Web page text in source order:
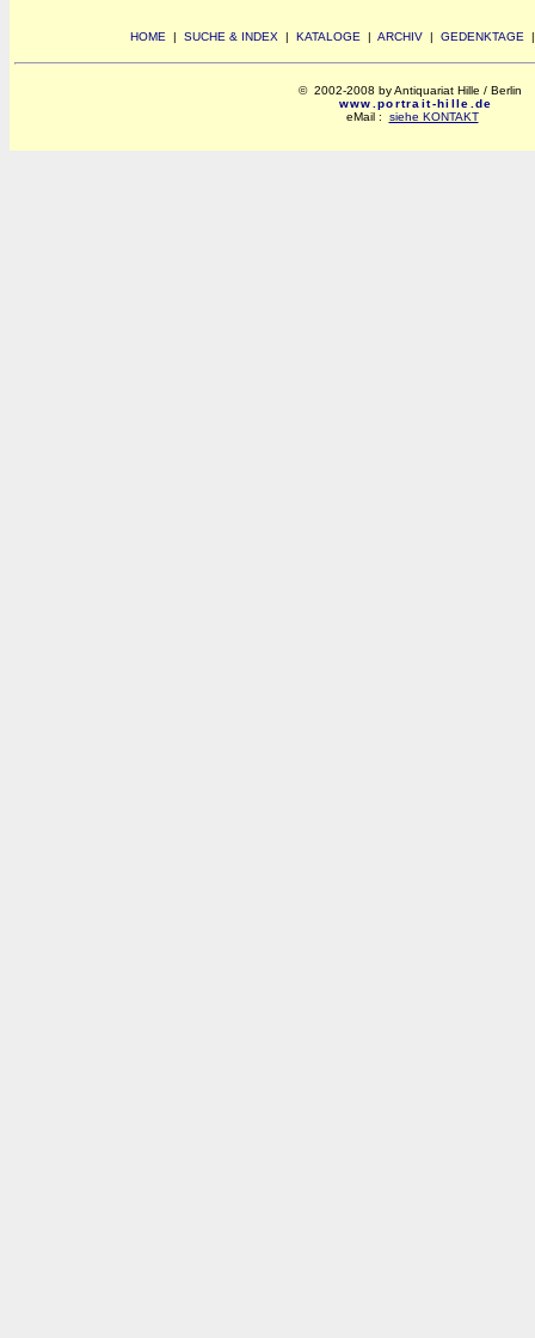
HOME | SUCHE & INDEX | KATALOGE | ARCHIV | GEDENKTAGE
© 2002-2008 by Antiquariat Hille / Berlin
www.portrait-hille.de
eMail : siehe KONTAKT